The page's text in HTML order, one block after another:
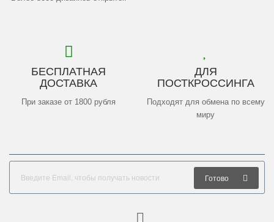
БЕСПЛАТНАЯ
ДОСТАВКА
При заказе от 1800 рубля
ДЛЯ
ПОСТКРОССИНГА
Подходят для обмена по всему
миру
Готово